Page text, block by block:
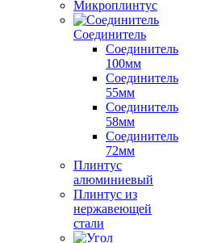
Микроплинтус
Соединитель
Соединитель
100мм
Соединитель
55мм
Соединитель
58мм
Соединитель
72мм
Плинтус
алюминиевый
Плинтус из
нержавеющей
стали